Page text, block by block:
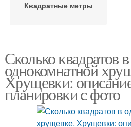
Квадратные метры
Сколько квадратов в
однокомнатной
Хрущевки:
планировки с фото